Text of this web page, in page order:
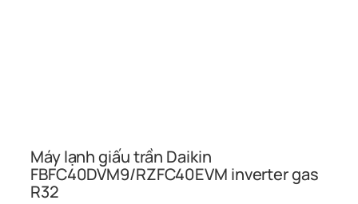
Máy lạnh giấu trần Daikin
FBFC40DVM9/RZFC40EVM inverter gas
R32